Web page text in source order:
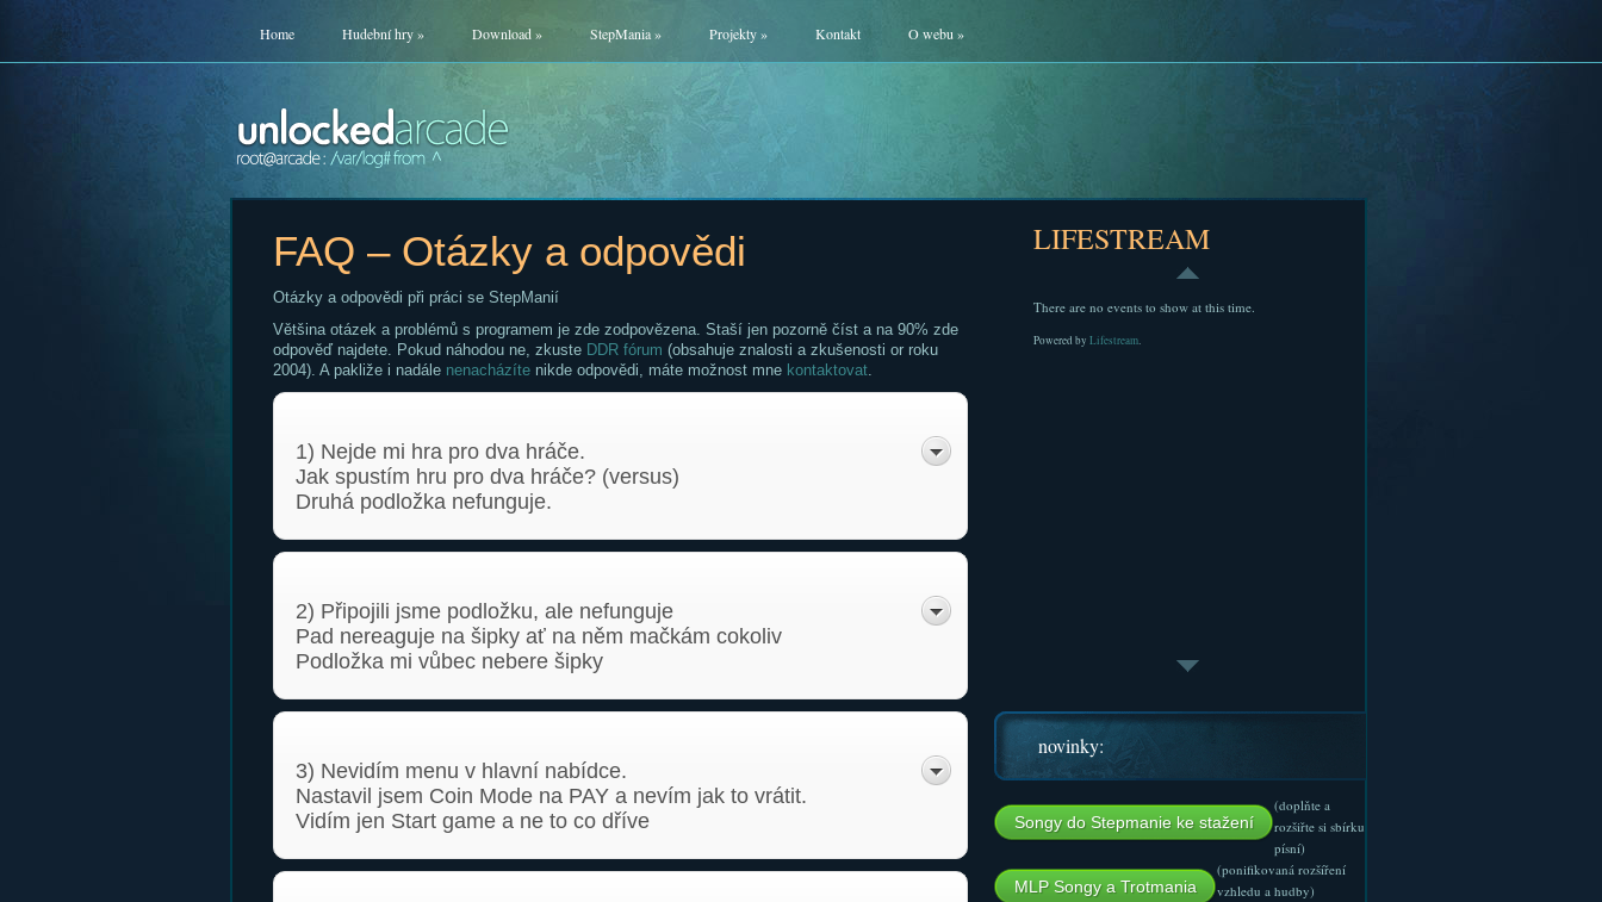
Home Hudební hry» Download» StepMania» Projekty» Kontakt O webu »
FAQ – Otázky a odpovědi
Otázky a odpovědi při práci se StepManií
Většina otázek a problémů s programem je zde zodpovězena. Staší jen pozorně číst a na 90% zde
odpověď najdete. Pokud náhodou ne, zkuste DDR fórum (obsahuje znalosti a zkušenosti or roku
2004). A pakliže i nadále nenacházítenikde odpovědi, máte možnost mne kontaktovat.
1) Nejde mi hra pro dva hráče.
Jak spustím hru pro dva hráče? (versus)
Druhá podložka nefunguje.
2) Připojili jsme podložku, ale nefunguje
Pad nereaguje na šipky ať na něm mačkám cokoliv
Podložka mi vůbec nebere šipky
3) Nevidím menu v hlavní nabídce.
Nastavil jsem Coin Mode na PAY a nevím jak to vrátit.
Vidím jen Start game a ne to co dříve
LIFESTREAM
There are no events to show at this time.
Powered by Lifestream.
novinky:
Songy do Stepmanie ke stažení
(doplňte a
rozšiřte si sbírku
písní)
MLP Songy a Trotmania
(ponifikovaná rozšíření
vzhledu a hudby)